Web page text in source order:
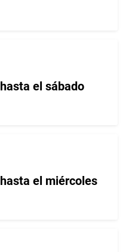
el sábado
el miércoles